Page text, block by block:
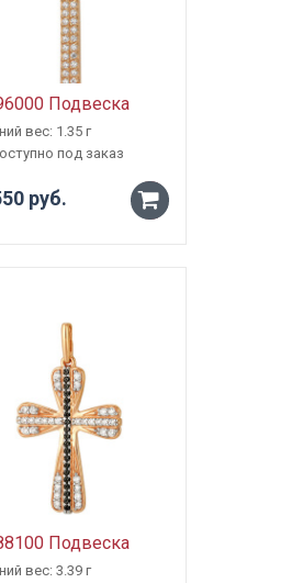
Подвеска
вес: 1.35 г
под заказ
руб. -
Подвеска
вес: 3.39 г